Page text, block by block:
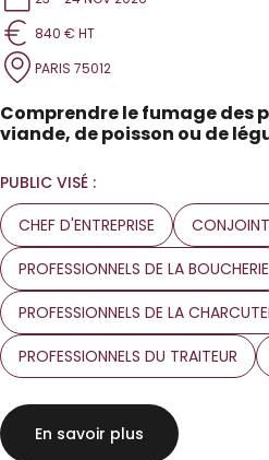
840 € HT
PARIS 75012
Comprendre le fumage des
viande, de poisson ou de
PUBLIC VISÉ :
CHEF D'ENTREPRISE
PROFESSIONNELS DE LA BOUCHERIE
PROFESSIONNELS DE LA
PROFESSIONNELS DU TRAITEUR
En savoir plus